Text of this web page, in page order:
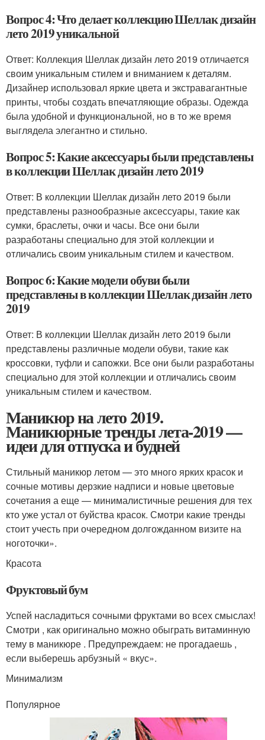
Вопрос 4: Что делает коллекцию Шеллак дизайн
лето 2019 уникальной
Ответ: Коллекция Шеллак дизайн лето 2019 отличается
своим уникальным стилем и вниманием к деталям.
Дизайнер использовал яркие цвета и экстравагантные
принты, чтобы создать впечатляющие образы. Одежда
была удобной и функциональной, но в то же время
выглядела элегантно и стильно.
Вопрос 5: Какие аксессуары были представлены
в коллекции Шеллак дизайн лето 2019
Ответ: В коллекции Шеллак дизайн лето 2019 были
представлены разнообразные аксессуары, такие как
сумки, браслеты, очки и часы. Все они были
разработаны специально для этой коллекции и
отличались своим уникальным стилем и качеством.
Вопрос 6: Какие модели обуви были
представлены в коллекции Шеллак дизайн лето
2019
Ответ: В коллекции Шеллак дизайн лето 2019 были
представлены различные модели обуви, такие как
кроссовки, туфли и сапожки. Все они были разработаны
специально для этой коллекции и отличались своим
уникальным стилем и качеством.
Маникюр на лето 2019.
Маникюрные тренды лета-2019 —
идеи для отпуска и будней
Стильный маникюр летом — это много ярких красок и
сочные мотивы дерзкие надписи и новые цветовые
сочетания а еще — минималистичные решения для тех
кто уже устал от буйства красок. Смотри какие тренды
стоит учесть при очередном долгожданном визите на
ноготочки».
Красота
Фруктовый бум
Успей насладиться сочными фруктами во всех смыслах!
Смотри , как оригинально можно обыграть витаминную
тему в маникюре . Предупреждаем: не прогадаешь ,
если выберешь арбузный « вкус».
Минимализм
Популярное